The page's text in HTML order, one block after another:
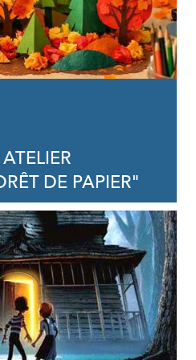
DE PAPIER"